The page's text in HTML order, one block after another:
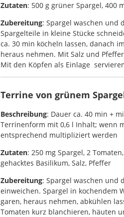
Zutaten: 500 g grüner Spargel, 400
Zubereitung: Spargel waschen und
Spargelteile in kleine Stücke
ca. 30 min köcheln lassen, danach
heraus nehmen. Mit Salz und
Mit den Köpfen als Einlage
Terrine von grünem
Beschreibung: Dauer ca. 40 min +
Terrinenform mit 0,6 l Inhalt; wenn
entsprechend multipliziert werden
Zutaten: 250 mg Spargel, 2
gehacktes Basilikum, Salz, Pfeffer
Zubereitung: Spargel waschen und
einweichen. Spargel in kochendem
garen, heraus nehmen, abkühlen
Tomaten kurz blanchieren, häuten